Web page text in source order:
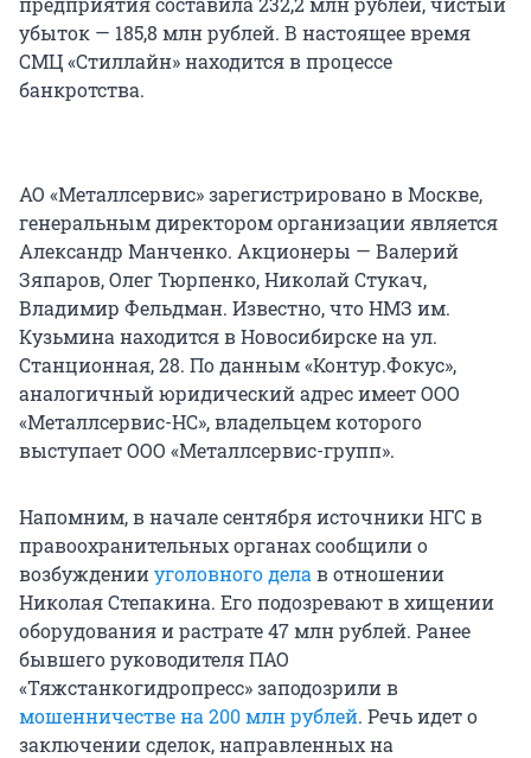
убыток — 185,8 млн рублей. В настоящее время
СМЦ «Стиллайн» находится в процессе
банкротства.
АО «Металлсервис» зарегистрировано в Москве,
генеральным директором организации является
Александр Манченко. Акционеры — Валерий
Зяпаров, Олег Тюрпенко, Николай Стукач,
Владимир Фельдман. Известно, что НМЗ им.
Кузьмина находится в Новосибирске на ул.
Станционная, 28. По данным «Контур.Фокус»,
аналогичный юридический адрес имеет ООО
«Металлсервис-НС», владельцем которого
выступает ООО «Металлсервис-групп».
Напомним, в начале сентября источники НГС в
правоохранительных органах сообщили о
возбужденииуголовного делав отношении
Николая Степакина. Его подозревают в хищении
оборудования и растрате 47 млн рублей. Ранее
бывшего руководителя ПАО
«Тяжстанкогидропресс» заподозрили в
мошенничестве на 200 млн рублей. Речь идет о
заключении сделок, направленных на